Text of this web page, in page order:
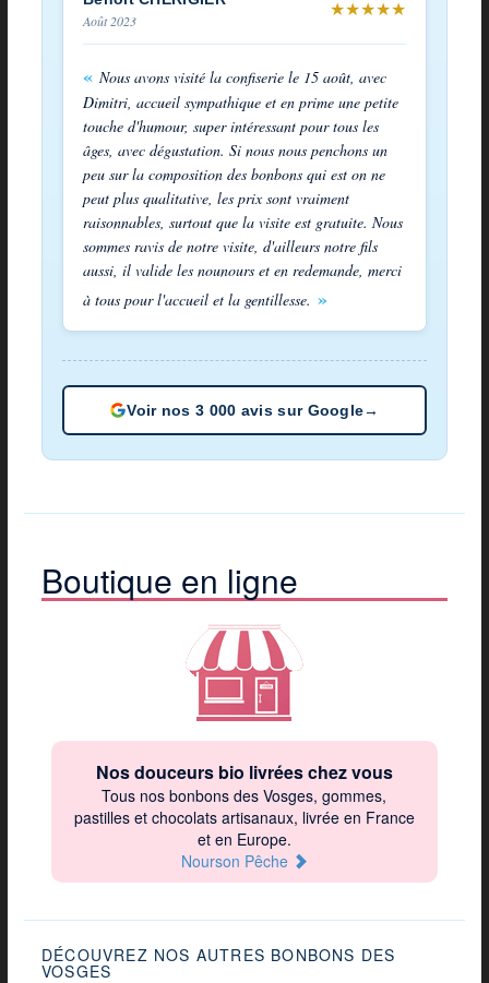
Août 2023
★★★★★
Nous avons visité la confiserie le 15 août, avec
Dimitri, accueil sympathique et en prime une petite
touche d'humour, super intéressant pour tous les
âges, avec dégustation. Si nous nous penchons un
peu sur la composition des bonbons qui est on ne
peut plus qualitative, les prix sont vraiment
raisonnables, surtout que la visite est gratuite. Nous
sommes ravis de notre visite, d'ailleurs notre fils
aussi, il valide les nounours et en redemande, merci
à tous pour l'accueil et la gentillesse.
Voir nos 3 000 avis sur Google→
Boutique en ligne
Nos douceurs bio livrées chez vous
Tous nos bonbons des Vosges, gommes,
pastilles et chocolats artisanaux, livrée en France
et en Europe.
Nourson Pêche
DÉCOUVREZ NOS AUTRES BONBONS DES
VOSGES